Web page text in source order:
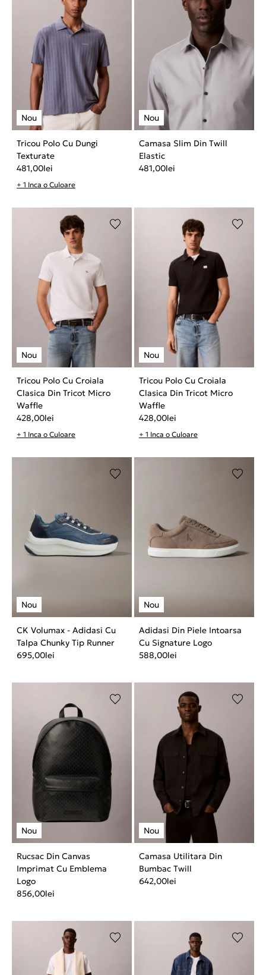
Tricou Polo Cu Dungi
Texturate
481,00lei
+ 1 Inca o Culoare
Camasa Slim Din Twill
Elastic
481,00lei
Tricou Polo Cu Croiala
Clasica Din Tricot Micro
Waffle
428,00lei
+ 1 Inca o Culoare
Tricou Polo Cu Croiala
Clasica Din Tricot Micro
Waffle
428,00lei
+ 1 Inca o Culoare
CK Volumax - Adidasi Cu
Talpa Chunky Tip Runner
695,00lei
Adidasi Din Piele Intoarsa
Cu Signature Logo
588,00lei
Rucsac Din Canvas
Imprimat Cu Emblema
Logo
856,00lei
Camasa Utilitara Din
Bumbac Twill
642,00lei